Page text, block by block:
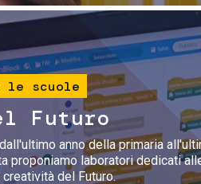
scuole
Futuro
anno della primaria
proponiamo laboratori dedicati
del Futuro.